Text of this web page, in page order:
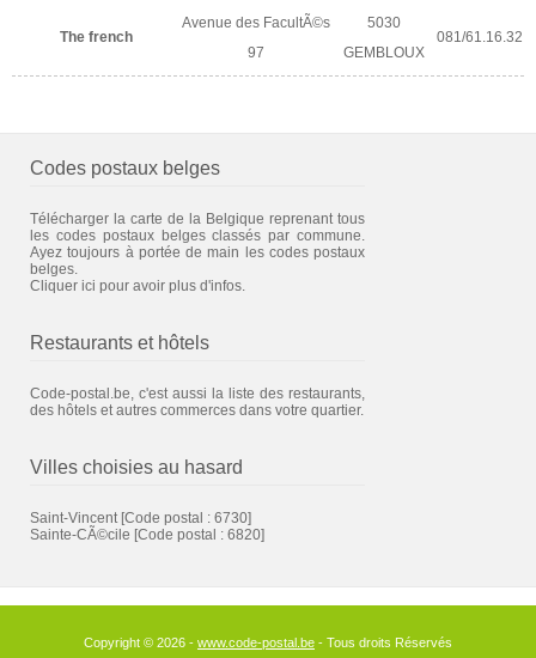
The french
Avenue des FacultÃ©s
97
5030
GEMBLOUX
081/61.16.32
Codes postaux belges
Télécharger la carte de la Belgique reprenant tous
les codes postaux belges classés par commune.
Ayez toujours à portée de main les codes postaux
belges.
Cliquer ici pour avoir plus d'infos.
Restaurants et hôtels
Code-postal.be, c'est aussi la liste des restaurants,
des hôtels et autres commerces dans votre quartier.
Villes choisies au hasard
Saint-Vincent [Code postal : 6730]
Sainte-CÃ©cile [Code postal : 6820]
Copyright © 2026 - www.code-postal.be - Tous droits Réservés